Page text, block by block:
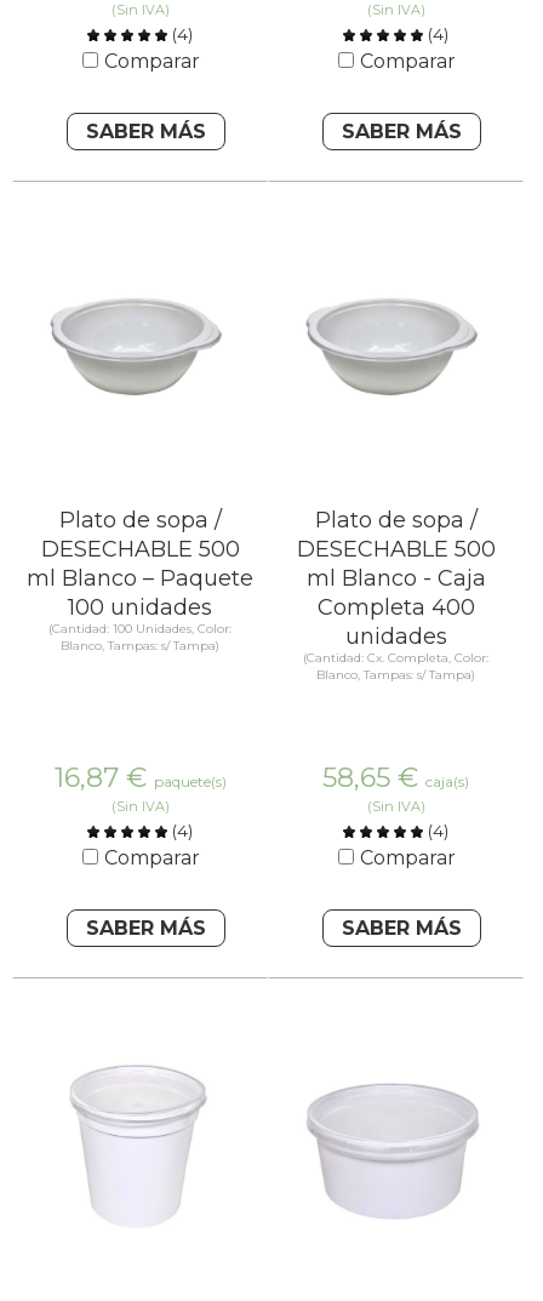
(Sin IVA)
(4)
Comparar
SABER MÁS
(Sin IVA)
(4)
Comparar
SABER MÁS
Plato de sopa /
DESECHABLE 500
ml Blanco – Paquete
100 unidades
(Cantidad: 100 Unidades, Color:
Blanco, Tampas: s/ Tampa)
16,87 € paquete(s)
(Sin IVA)
(4)
Comparar
SABER MÁS
Plato de sopa /
DESECHABLE 500
ml Blanco - Caja
Completa 400
unidades
(Cantidad: Cx. Completa, Color:
Blanco, Tampas: s/ Tampa)
58,65 € caja(s)
(Sin IVA)
(4)
Comparar
SABER MÁS